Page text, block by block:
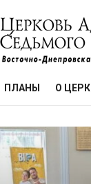
ПЛАНЫ О